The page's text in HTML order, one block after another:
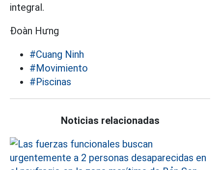
integral.
Đoàn Hưng
#Cuang Ninh
#Movimiento
#Piscinas
Noticias relacionadas